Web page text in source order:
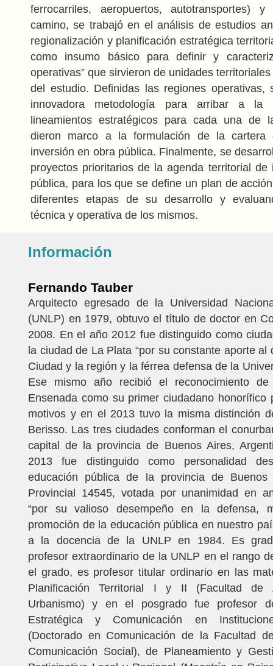
ferrocarriles, aeropuertos, autotransportes)
camino, se trabajó en el análisis de estudios
regionalización y planificación estratégica
como insumo básico para definir y
operativas” que sirvieron de unidades
del estudio. Definidas las regiones operativas,
innovadora metodología para arribar a la
lineamientos estratégicos para cada una de
dieron marco a la formulación de la cartera
inversión en obra pública. Finalmente, se
proyectos prioritarios de la agenda territorial de
pública, para los que se define un plan de
diferentes etapas de su desarrollo y
técnica y operativa de los mismos.
Información
Fernando Tauber
Arquitecto egresado de la Universidad
(UNLP) en 1979, obtuvo el título de doctor en
2008. En el año 2012 fue distinguido como
la ciudad de La Plata “por su constante aporte al
Ciudad y la región y la férrea defensa de la
Ese mismo año recibió el reconocimiento
Ensenada como su primer ciudadano honorífico
motivos y en el 2013 tuvo la misma distinción
Berisso. Las tres ciudades conforman el
capital de la provincia de Buenos Aires,
2013 fue distinguido como personalidad
educación pública de la provincia de
Provincial 14545, votada por unanimidad en
“por su valioso desempeño en la defensa,
promoción de la educación pública en nuestro
a la docencia de la UNLP en 1984. Es
profesor extraordinario de la UNLP en el rango
el grado, es profesor titular ordinario en las
Planificación Territorial I y II (Facultad de
Urbanismo) y en el posgrado fue profesor
Estratégica y Comunicación en
(Doctorado en Comunicación de la Facultad
Comunicación Social), de Planeamiento y